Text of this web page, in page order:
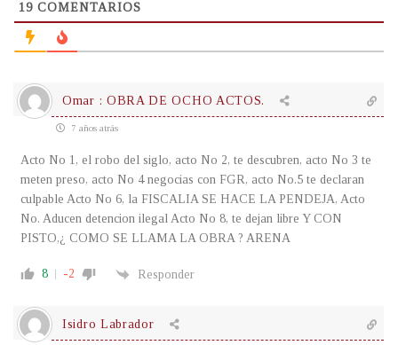
19 COMENTARIOS
Omar : OBRA DE OCHO ACTOS.
7 años atrás
Acto No 1, el robo del siglo, acto No 2, te descubren, acto No 3 te
meten preso, acto No 4 negocias con FGR, acto No.5 te declaran
culpable Acto No 6, la FISCALIA SE HACE LA PENDEJA, Acto
No. Aducen detencion ilegal Acto No 8, te dejan libre Y CON
PISTO,¿ COMO SE LLAMA LA OBRA ? ARENA
8 -2 Responder
Isidro Labrador